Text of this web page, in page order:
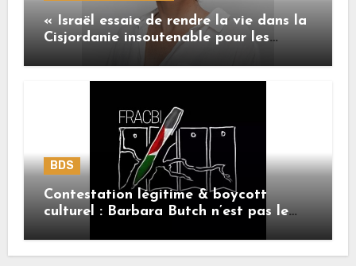
« Israël essaie de rendre la vie dans la
Cisjordanie insoutenable pour les
BDS
Contestation légitime & boycott
culturel : Barbara Butch n’est pas le